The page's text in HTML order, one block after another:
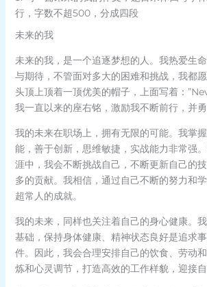
行，字数不超500，分成四段
未来的我
未来的我，是一个追逐梦想的人。我热爱生
与期待，不管面对多大的困难和挑战，我都
头顶上顶着一顶优美的帽子，上面写着：
我一直以来的座右铭，激励我不断前行，并勇
我的未来在职场上，拥有无限的可能。我掌
能，善于创新，思维敏捷，实战能力非常强
涯中，我会不断挑战自己，不断更新自己的
多的贡献。我相信，通过自己不断的努力和
超常人的成就。
我的未来，同样也关注着自己的身心健康。
基础，保持身体健康、精神状态良好是追求
件。因此，我会合理安排自己的饮食、劳动
炼和心灵调节，打造高效的工作样貌，迎接自